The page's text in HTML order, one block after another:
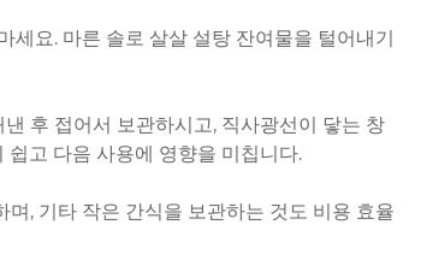
요. 마른 솔로 살살 설탕 잔여물을 털어내기
후 접어서 보관하시고, 직사광선이 닿는 창
고 다음 사용에 영향을 미칩니다.
, 기타 작은 간식을 보관하는 것도 비용 효율